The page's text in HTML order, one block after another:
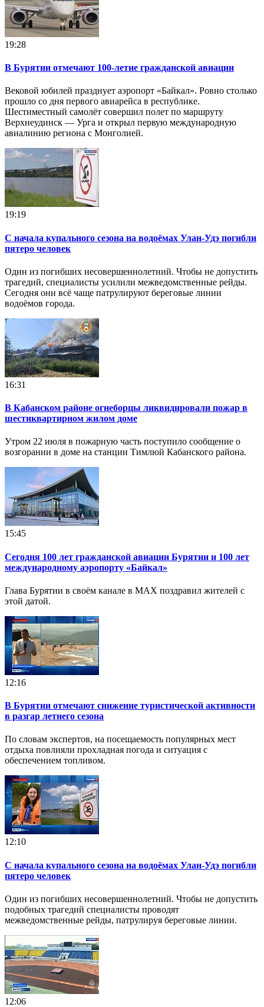
19:28
В Бурятии отмечают 100-летие гражданской авиации
Вековой юбилей празднует аэропорт «Байкал». Ровно столько
прошло со дня первого авиарейса в республике.
Шестиместный самолёт совершил полет по маршруту
Верхнеудинск — Урга и открыл первую международную
авиалинию региона с Монголией.
19:19
С начала купального сезона на водоёмах Улан-Удэ погибли
пятеро человек
Один из погибших несовершеннолетний. Чтобы не допустить
трагедий, специалисты усилили межведомственные рейды.
Сегодня они всё чаще патрулируют береговые линии
водоёмов города.
16:31
В Кабанском районе огнеборцы ликвидировали пожар в
шестиквартирном жилом доме
Утром 22 июля в пожарную часть поступило сообщение о
возгорании в доме на станции Тимлюй Кабанского района.
15:45
Сегодня 100 лет гражданской авиации Бурятии и 100 лет
международному аэропорту «Байкал»
Глава Бурятии в своём канале в MAX поздравил жителей с
этой датой.
12:16
В Бурятии отмечают снижение туристической активности
в разгар летнего сезона
По словам экспертов, на посещаемость популярных мест
отдыха повлияли прохладная погода и ситуация с
обеспечением топливом.
12:10
С начала купального сезона на водоёмах Улан-Удэ погибли
пятеро человек
Один из погибших несовершеннолетний. Чтобы не допустить
подобных трагедий специалисты проводят
межведомственные рейды, патрулируя береговые линии.
12:06